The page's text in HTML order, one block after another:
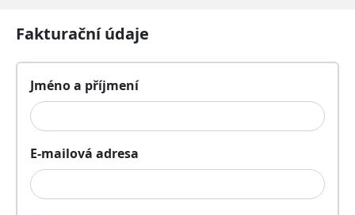
Fakturační údaje
Jméno a příjmení
E-mailová adresa